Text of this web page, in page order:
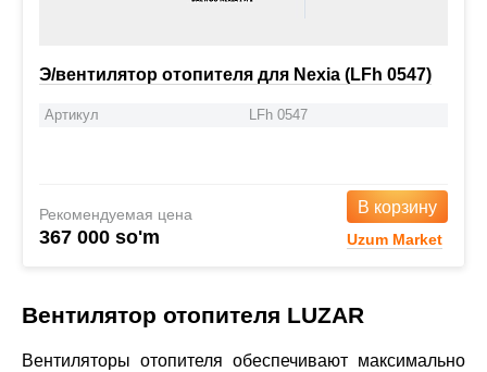
Э/вентилятор отопителя для Nexia (LFh 0547)
Артикул LFh 0547
Рекомендуемая цена
367 000 so'm
В корзину
Uzum Market
Вентилятор отопителя LUZAR
Вентиляторы отопителя обеспечивают максимально